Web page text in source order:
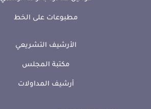
مطبوعات على الخط
الأرشيف التشريعي
مكتبة المجلس
أرشيف المداولات